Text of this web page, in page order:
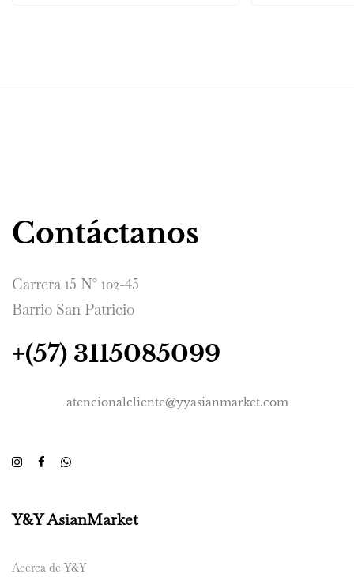
Contáctanos
Carrera 15 N° 102-45
Barrio San Patricio
+(57) 3115085099
atencionalcliente@yyasianmarket.com
Y&Y AsianMarket
Acerca de Y&Y